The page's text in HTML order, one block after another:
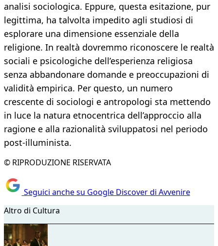
analisi sociologica. Eppure, questa esitazione, pur
legittima, ha talvolta impedito agli studiosi di
esplorare una dimensione essenziale della
religione. In realtà dovremmo riconoscere le realtà
sociali e psicologiche dell’esperienza religiosa
senza abbandonare domande e preoccupazioni di
validità empirica. Per questo, un numero
crescente di sociologi e antropologi sta mettendo
in luce la natura etnocentrica dell’approccio alla
ragione e alla razionalità sviluppatosi nel periodo
post-illuminista.
© RIPRODUZIONE RISERVATA
Seguici anche su Google Discover di Avvenire
Altro di Cultura